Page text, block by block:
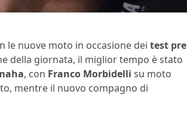
le nuove moto in occasione dei test pre
della giornata, il miglior tempo è stato
, con Franco Morbidelli su moto
mentre il nuovo compagno di